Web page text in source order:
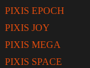
PIXIS EPOCH
PIXIS JOY
PIXIS MEGA
PIXIS SPACE